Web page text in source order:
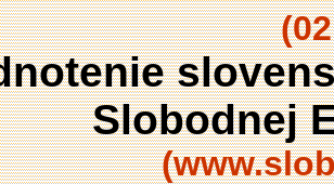
Slobodnej